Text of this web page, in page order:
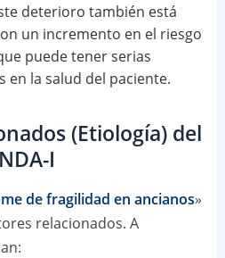
deterioro también está
un incremento en el riesgo
puede tener serias
en la salud del paciente.
(Etiología) del
I
de fragilidad en ancianos»
relacionados. A